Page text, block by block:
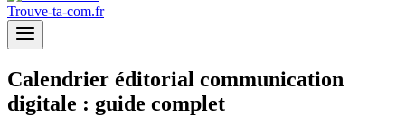
Trouve-ta-com.fr
Calendrier éditorial communication
digitale : guide complet